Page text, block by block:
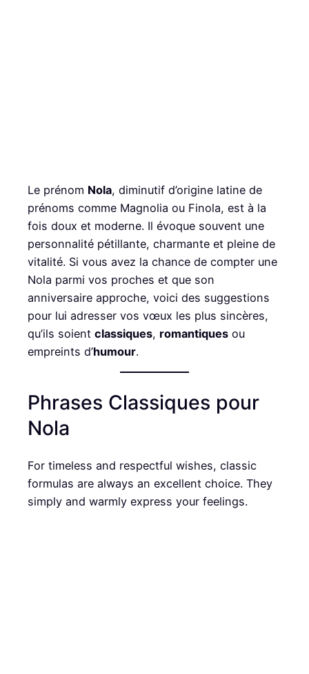
Le prénom Nola, diminutif d’origine latine de
prénoms comme Magnolia ou Finola, est à la
fois doux et moderne. Il évoque souvent une
personnalité pétillante, charmante et pleine de
vitalité. Si vous avez la chance de compter une
Nola parmi vos proches et que son
anniversaire approche, voici des suggestions
pour lui adresser vos vœux les plus sincères,
qu’ils soient classiques, romantiques ou
empreints d’humour.
Phrases Classiques pour
Nola
For timeless and respectful wishes, classic
formulas are always an excellent choice. They
simply and warmly express your feelings.